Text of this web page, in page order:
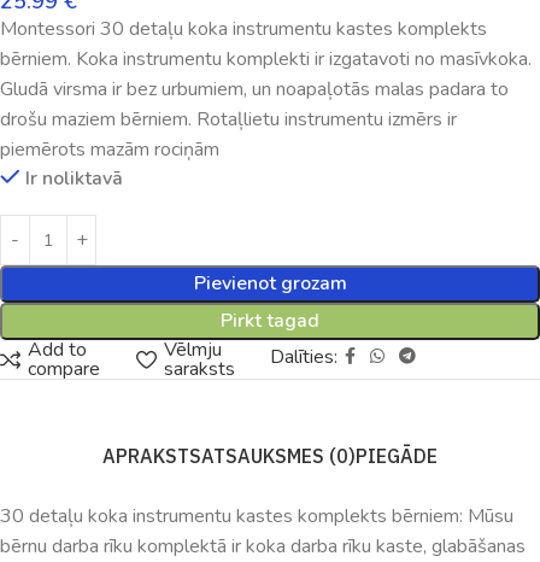
Montessori 30 detaļu koka instrumentu kastes komplekts
bērniem. Koka instrumentu komplekti ir izgatavoti no masīvkoka.
Gludā virsma ir bez urbumiem, un noapaļotās malas padara to
drošu maziem bērniem. Rotaļlietu instrumentu izmērs ir
piemērots mazām rociņām
Ir noliktavā
Pievienot grozam
Pirkt tagad
Add to
compare
Vēlmju
saraksts Dalīties:
APRAKSTSATSAUKSMES (0)PIEGĀDE
30 detaļu koka instrumentu kastes komplekts bērniem: Mūsu
bērnu darba rīku komplektā ir koka darba rīku kaste, glabāšanas